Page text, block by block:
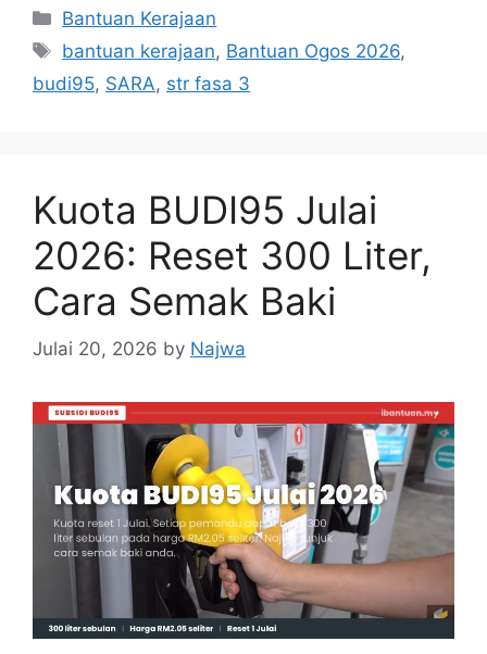
Categories
Bantuan Kerajaan
Tags
bantuan kerajaan, Bantuan Ogos 2026,
budi95, SARA, str fasa 3
Kuota BUDI95 Julai
2026: Reset 300 Liter,
Cara Semak Baki
Julai 20, 2026 by Najwa